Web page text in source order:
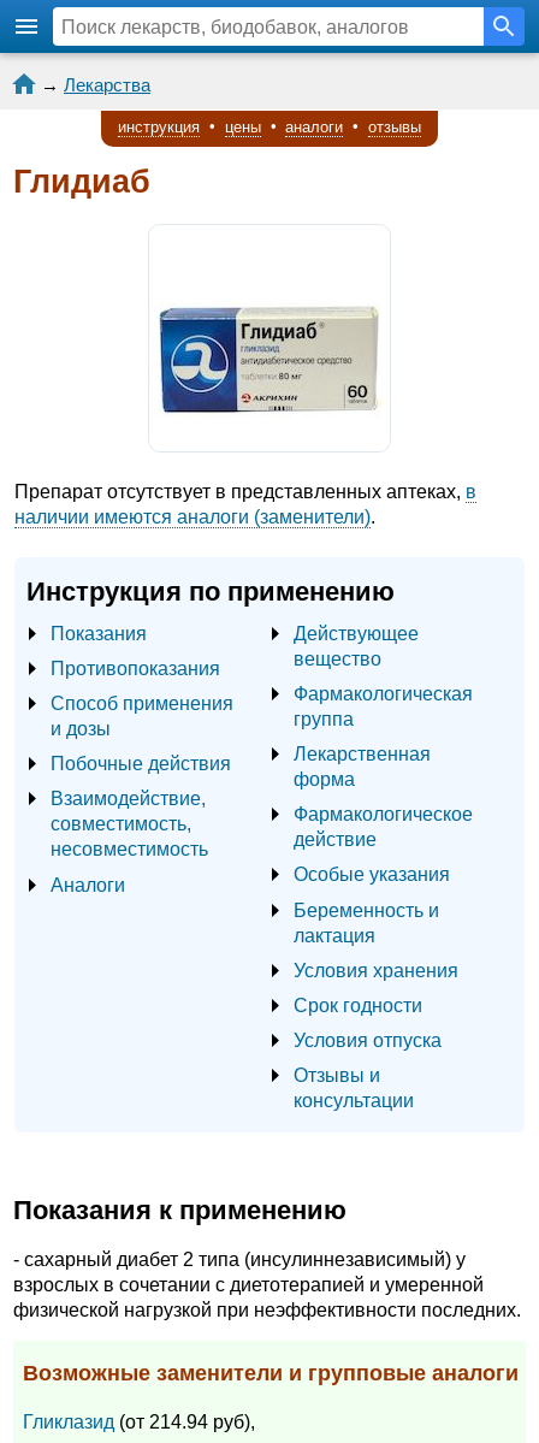
→ Лекарства
инструкция • цены • аналоги • отзывы
Глидиаб
Препарат отсутствует в представленных аптеках, в
наличии имеются аналоги (заменители).
Инструкция по применению
Показания
Противопоказания
Способ применения
и дозы
Побочные действия
Взаимодействие,
совместимость,
несовместимость
Аналоги
Действующее
вещество
Фармакологическая
группа
Лекарственная
форма
Фармакологическое
действие
Особые указания
Беременность и
лактация
Условия хранения
Срок годности
Условия отпуска
Отзывы и
консультации
Показания к применению
- сахарный диабет 2 типа (инсулиннезависимый) у
взрослых в сочетании с диетотерапией и умеренной
физической нагрузкой при неэффективности последних.
Возможные заменители и групповые аналоги
Гликлазид (от 214.94 руб),